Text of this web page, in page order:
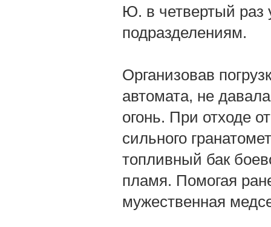
Ю. в четвертый
подразделениям.
Организовав
автомата, не
огонь. При отходе
сильного
топливный бак
пламя. Помогая
мужественная